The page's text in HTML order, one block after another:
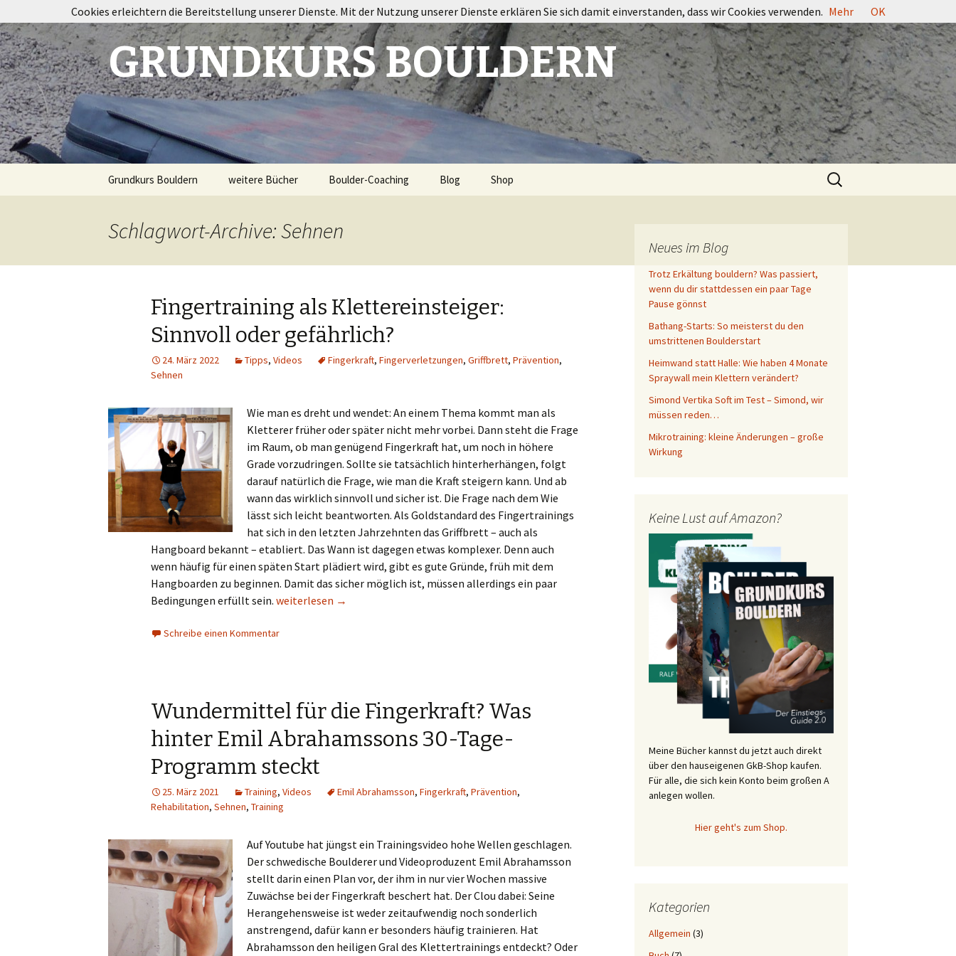
GRUNDKURS BOULDERN
Grundkurs Bouldern weitere Bücher Boulder-Coaching Blog Shop
Suchen
nach:
Schlagwort-Archive: Sehnen
Fingertraining als Klettereinsteiger:
Sinnvoll oder gefährlich?
24. März 2022 Tipps, Videos Fingerkraft, Fingerverletzungen, Griffbrett, Prävention,
Sehnen
Wie man es dreht und wendet: An einem Thema kommt man als
Kletterer früher oder später nicht mehr vorbei. Dann steht die Frage
im Raum, ob man genügend Fingerkraft hat, um noch in höhere
Grade vorzudringen. Sollte sie tatsächlich hinterherhängen, folgt
darauf natürlich die Frage, wie man die Kraft steigern kann. Und ab
wann das wirklich sinnvoll und sicher ist. Die Frage nach dem Wie
lässt sich leicht beantworten. Als Goldstandard des Fingertrainings
hat sich in den letzten Jahrzehnten das Griffbrett – auch als
Hangboard bekannt – etabliert. Das Wann ist dagegen etwas komplexer. Denn auch
wenn häufig für einen späten Start plädiert wird, gibt es gute Gründe, früh mit dem
Hangboarden zu beginnen. Damit das sicher möglich ist, müssen allerdings ein paar
Bedingungen erfüllt sein. Fingertraining als Klettereinsteiger: Sinnvoll oder gefährlich?
weiterlesen →
Schreibe einen Kommentar
Wundermittel für die Fingerkraft? Was
hinter Emil Abrahamssons 30-Tage-
Programm steckt
25. März 2021 Training, Videos Emil Abrahamsson, Fingerkraft, Prävention,
Rehabilitation, Sehnen, Training
Auf Youtube hat jüngst ein Trainingsvideo hohe Wellen geschlagen.
Der schwedische Boulderer und Videoproduzent Emil Abrahamsson
stellt darin einen Plan vor, der ihm in nur vier Wochen massive
Zuwächse bei der Fingerkraft beschert hat. Der Clou dabei: Seine
Herangehensweise ist weder zeitaufwendig noch sonderlich
anstrengend, dafür kann er besonders häufig trainieren. Hat
Abrahamsson den heiligen Gral des Klettertrainings entdeckt? Oder
Neues im Blog
Trotz Erkältung bouldern? Was passiert,
wenn du dir stattdessen ein paar Tage
Pause gönnst
Bathang-Starts: So meisterst du den
umstrittenen Boulderstart
Heimwand statt Halle: Wie haben 4 Monate
Spraywall mein Klettern verändert?
Simond Vertika Soft im Test – Simond, wir
müssen reden…
Mikrotraining: kleine Änderungen – große
Wirkung
Keine Lust auf Amazon?
Meine Bücher kannst du jetzt auch direkt
über den hauseigenen GkB-Shop kaufen.
Für alle, die sich kein Konto beim großen A
anlegen wollen.
Hier geht's zum Shop.
Kategorien
Allgemein (3)
Cookies erleichtern die Bereitstellung unserer Dienste. Mit der Nutzung unserer Dienste erklären Sie sich damit einverstanden, dass wir Cookies verwenden. Mehr OK